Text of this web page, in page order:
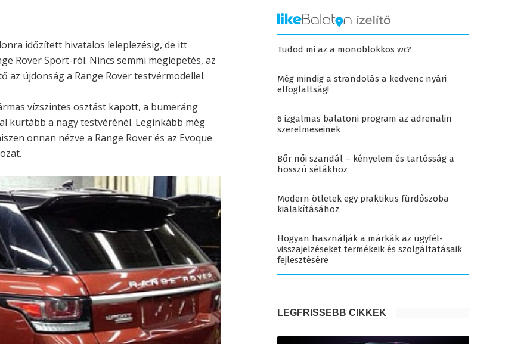
időzített hivatalos leleplezésig, de itt
Rover Sport-ról. Nincs semmi meglepetés, az
újdonság a Range Rover testvérmodellel.
vízszintes osztást kapott, a bumeráng
kurtább a nagy testvérénél. Leginkább még
onnan nézve a Range Rover és az Evoque
Tudod mi az a monoblokkos wc?
Még mindig a strandolás a kedvenc nyári
elfoglaltság!
6 izgalmas balatoni program az adrenalin
szerelmeseinek
Bőr női szandál – kényelem és tartósság a
hosszú sétákhoz
Modern ötletek egy praktikus fürdőszoba
kialakításához
Hogyan használják a márkák az ügyfél-
visszajelzéseket termékeik és szolgáltatásaik
fejlesztésére
LEGFRISSEBB CIKKEK